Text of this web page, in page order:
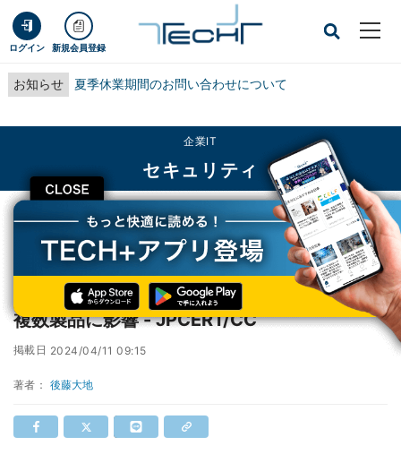
ログイン 新規会員登録
お知らせ 夏季休業期間のお問い合わせについて
CLOSE
企業IT
セキュリティ
TECH+ 企業IT
セキュリティ
HTTP/2プロトコルの脆弱性を警告、Goなど複数製品に影響 - JPCERT/CC
HTTP/2プロトコルの脆弱性を警告、Goなど
複数製品に影響 - JPCERT/CC
掲載日 2024/04/11 09:15
著者： 後藤大地